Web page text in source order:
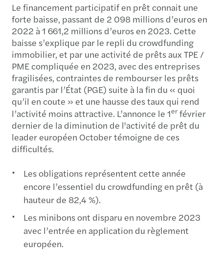
Le financement participatif en prêt connait une
forte baisse, passant de 2 098 millions d’euros en
2022 à 1 661,2 millions d’euros en 2023. Cette
baisse s’explique par le repli du crowdfunding
immobilier, et par une activité de prêts aux TPE /
PME compliquée en 2023, avec des entreprises
fragilisées, contraintes de rembourser les prêts
garantis par l’État (PGE) suite à la fin du « quoi
qu’il en coute » et une hausse des taux qui rend
l’activité moins attractive. L’annonce le 1er février
dernier de la diminution de l'activité de prêt du
leader européen October témoigne de ces
difficultés.
Les obligations représentent cette année
encore l’essentiel du crowdfunding en prêt (à
hauteur de 82,4 %).
Les minibons ont disparu en novembre 2023
avec l’entrée en application du règlement
européen.